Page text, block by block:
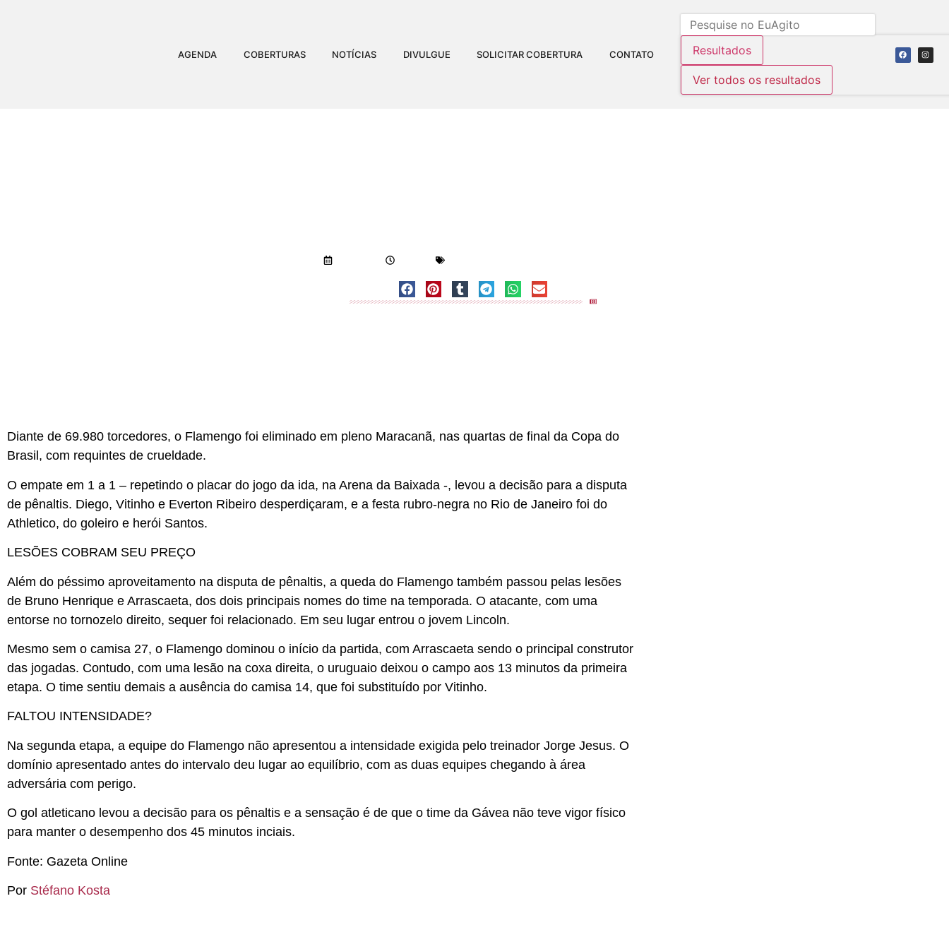
AGENDA COBERTURAS NOTÍCIAS DIVULGUE SOLICITAR COBERTURA CONTATO Resultados
Ver todos os resultados
18/07/2019
Diante de 69.980 torcedores, o Flamengo foi eliminado em pleno Maracanã, nas quartas de final da Copa do
Brasil, com requintes de crueldade.
O empate em 1 a 1 – repetindo o placar do jogo da ida, na Arena da Baixada -, levou a decisão para a disputa
de pênaltis. Diego, Vitinho e Everton Ribeiro desperdiçaram, e a festa rubro-negra no Rio de Janeiro foi do
Athletico, do goleiro e herói Santos.
LESÕES COBRAM SEU PREÇO
Além do péssimo aproveitamento na disputa de pênaltis, a queda do Flamengo também passou pelas lesões
de Bruno Henrique e Arrascaeta, dos dois principais nomes do time na temporada. O atacante, com uma
entorse no tornozelo direito, sequer foi relacionado. Em seu lugar entrou o jovem Lincoln.
Mesmo sem o camisa 27, o Flamengo dominou o início da partida, com Arrascaeta sendo o principal construtor
das jogadas. Contudo, com uma lesão na coxa direita, o uruguaio deixou o campo aos 13 minutos da primeira
etapa. O time sentiu demais a ausência do camisa 14, que foi substituído por Vitinho.
FALTOU INTENSIDADE?
Na segunda etapa, a equipe do Flamengo não apresentou a intensidade exigida pelo treinador Jorge Jesus. O
domínio apresentado antes do intervalo deu lugar ao equilíbrio, com as duas equipes chegando à área
adversária com perigo.
O gol atleticano levou a decisão para os pênaltis e a sensação é de que o time da Gávea não teve vigor físico
para manter o desempenho dos 45 minutos inciais.
Fonte: Gazeta Online
Por Stéfano Kosta